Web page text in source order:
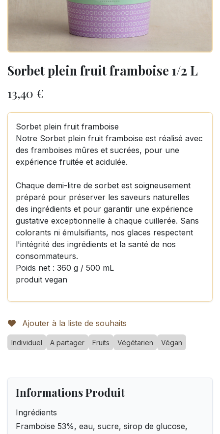
Sorbet plein fruit framboise 1/2 L
13,40 €
Sorbet plein fruit framboise
Notre Sorbet plein fruit framboise est réalisé avec
des framboises mûres et sucrées, pour une
expérience fruitée et acidulée.
Chaque demi-litre de sorbet est soigneusement
préparé pour préserver les saveurs naturelles
des ingrédients et pour garantir une expérience
gustative exceptionnelle à chaque cuillerée. Sans
colorants ni émulsifiants, nos glaces respectent
l'intégrité des ingrédients et la santé de nos
consommateurs.
Poids net : 360 g / 500 mL
produit vegan
Ajouter à la liste de souhaits
Individuel A partager Fruits Végétarien Végan
Informations Produit
Ingrédients
Framboise 53%, eau, sucre, sirop de glucose,